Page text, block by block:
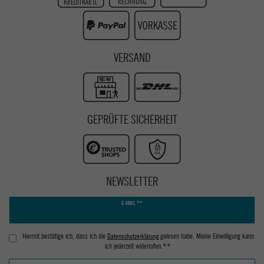
Youtube
VERSAND
GEPRÜFTE SICHERHEIT
NEWSLETTER
E-MAIL **
Hiermit bestätige ich, dass ich die Daten­schutz­erklärunggelesen habe. Meine Einwilligung kann
ich jederzeit widerrufen.**